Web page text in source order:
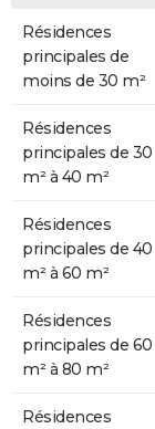
Résidences
principales de
moins de 30 m²
Résidences
principales de 30
m² à 40 m²
Résidences
principales de 40
m² à 60 m²
Résidences
principales de 60
m² à 80 m²
Résidences